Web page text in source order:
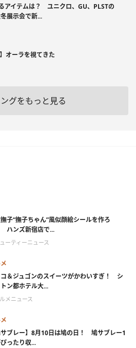
アイテムは？ ユニクロ、GU、PLSTの
展示会で新...
】オーラを視てきた
グをもっと見る
子“撫子ちゃん”風似顔絵シールを作ろ
ハンズ新宿店で...
ーティーニュース
＆ジュゴンのスイーツがかわいすぎ！ シ
ン都ホテル大...
メニュース
サブレー】8月10日は鳩の日！ 鳩サブレー1
ったり収...